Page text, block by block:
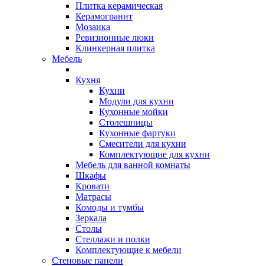
Плитка керамическая
Керамогранит
Мозаика
Ревизионные люки
Клинкерная плитка
Мебель
Кухня
Кухни
Модули для кухни
Кухонные мойки
Столешницы
Кухонные фартуки
Смесители для кухни
Комплектующие для кухни
Мебель для ванной комнаты
Шкафы
Кровати
Матрасы
Комоды и тумбы
Зеркала
Столы
Стеллажи и полки
Комплектующие к мебели
Стеновые панели